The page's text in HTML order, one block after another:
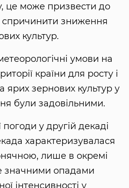
це може призвести до
спричинити зниження
культур.
умови на
країни для росту і
ярих зернових культур у
були задовільними.
у другій декаді
характеризувалася
лише в окремі
значними опадами
інтенсивності у